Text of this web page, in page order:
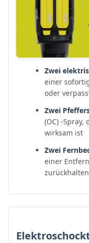
Zwei
einer
oder
Zwei
(OC) -
wirksam ist
Zwei
einer
zurückhalten